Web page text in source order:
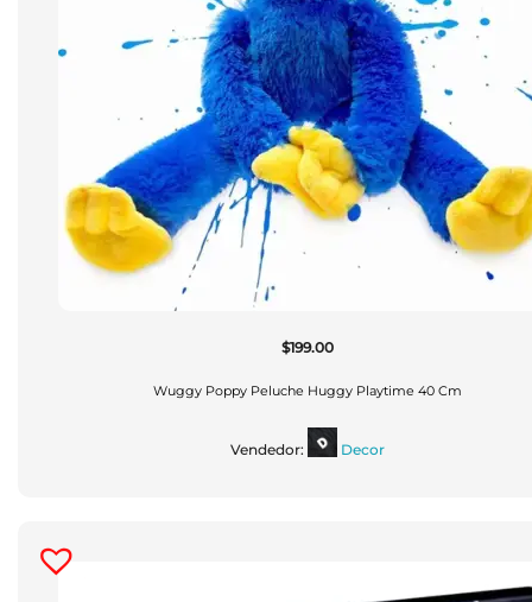
$199.00
Wuggy Poppy Peluche Huggy Playtime 40 Cm
Vendedor: Decor